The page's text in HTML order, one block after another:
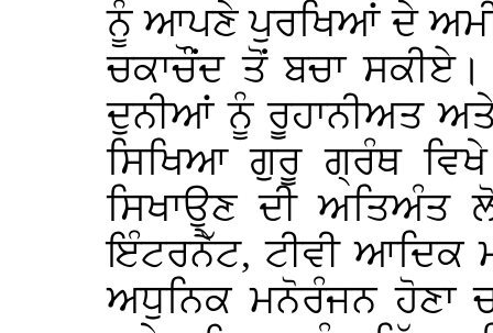
ਨੂੰ ਆਪਣੇ ਪੁਰਖਿਆਂ ਦੇ
ਚਕਾਚੌਂਦ ਤੋਂ ਬਚਾ ਸਕੀਏ।
ਦੁਨੀਆਂ ਨੂੰ ਰੂਹਾਨੀਅਤ
ਸਿਖਿਆ ਗੁਰੂ ਗ੍ਰੰਥ
ਸਿਖਾਉਣ ਦੀ
ਇੰਟਰਨੈੱਟ, ਟੀਵੀ ਆਦਿਕ
ਅਧੁਨਿਕ ਮਨੋਰੰਜਨ ਹੋਣਾ